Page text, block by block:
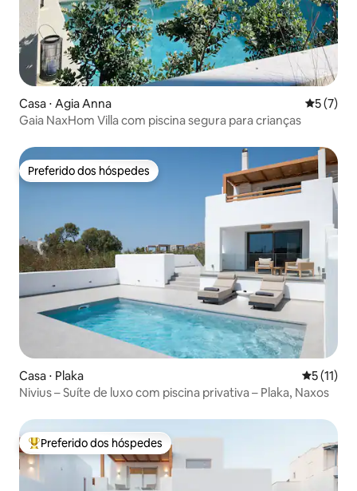
Casa ⋅ Agia Anna 5 de
5 (7)
Gaia NaxHom Villa com piscina segura para crianças
Preferido dos hóspedes
Preferido dos hóspedes
Casa ⋅ Plaka 5 de uma
5 (11)
Nivius – Suíte de luxo com piscina privativa – Plaka, Naxos
Entre os melhores preferidos dos hóspedes
Preferido dos hóspedes